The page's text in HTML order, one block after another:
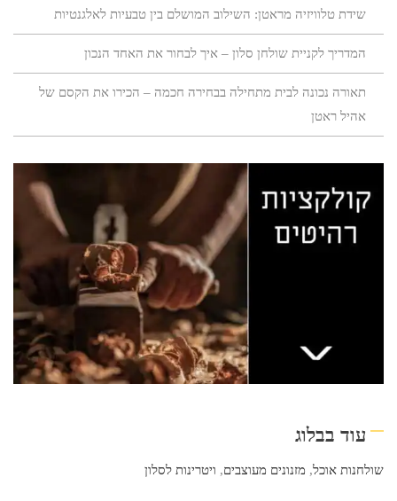
שידת טלוויזיה מראטן: השילוב המושלם בין טבעיות לאלגנטיות
המדריך לקניית שולחן סלון – איך לבחור את האחד הנכון
תאורה נכונה לבית מתחילה בבחירה חכמה – הכירו את הקסם של
אהיל ראטן
עוד בבלוג
שולחנות אוכל, מזנונים מעוצבים, ויטרינות לסלון